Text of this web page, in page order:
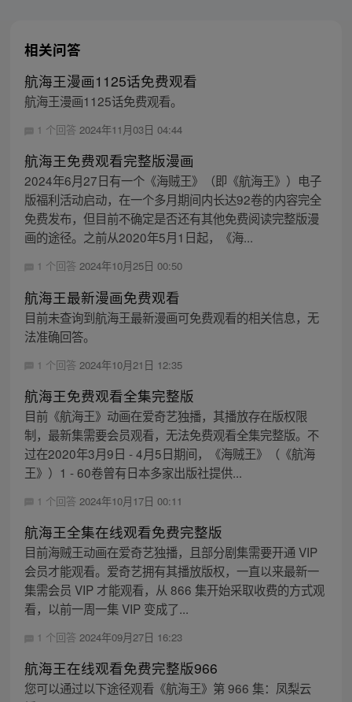
相关问答
航海王漫画1125话免费观看
航海王漫画1125话免费观看。
1 个回答 2024年11月03日 04:44
航海王免费观看完整版漫画
2024年6月27日有一个《海贼王》（即《航海王》）电子
版福利活动启动，在一个多月期间内长达92卷的内容完全
免费发布，但目前不确定是否还有其他免费阅读完整版漫
画的途径。之前从2020年5月1日起，《海...
1 个回答 2024年10月25日 00:50
航海王最新漫画免费观看
目前未查询到航海王最新漫画可免费观看的相关信息，无
法准确回答。
1 个回答 2024年10月21日 12:35
航海王免费观看全集完整版
目前《航海王》动画在爱奇艺独播，其播放存在版权限
制，最新集需要会员观看，无法免费观看全集完整版。不
过在2020年3月9日 - 4月5日期间，《海贼王》（《航海
王》）1 - 60卷曾有日本多家出版社提供...
1 个回答 2024年10月17日 00:11
航海王全集在线观看免费完整版
目前海贼王动画在爱奇艺独播，且部分剧集需要开通 VIP
会员才能观看。爱奇艺拥有其播放版权，一直以来最新一
集需会员 VIP 才能观看，从 866 集开始采取收费的方式观
看，以前一周一集 VIP 变成了...
1 个回答 2024年09月27日 16:23
航海王在线观看免费完整版966
您可以通过以下途径观看《航海王》第 966 集：凤梨云